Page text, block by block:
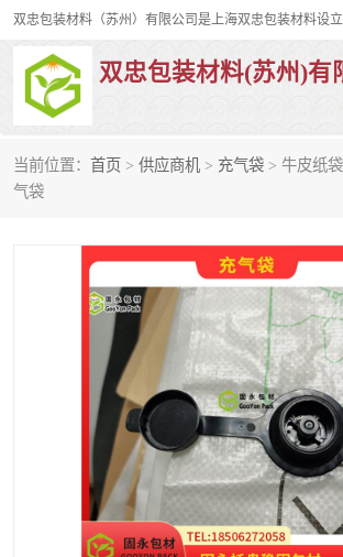
双忠包装材料(苏州)有
当前位置： 首页 > 供应商机 > 充气袋 > 牛皮纸
气袋打孔缠绕膜
裹包网兜 纤维打
充气袋
缠绕膜
托盘裹
托盘捆绑带